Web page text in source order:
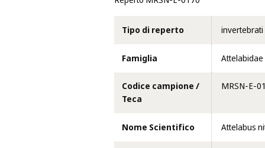
Tipo di reperto invertebrati
Famiglia Attelabidae
Codice campione /
Teca
MRSN-E-
Nome Scientifico Attelabus